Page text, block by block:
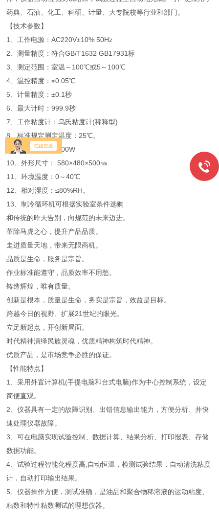
药典、石油、化工、科研、计量、大专院校等行业和部门。
【技术参数】
1、工作电源：AC220V±10% 50Hz
2、测量精度：符合GB/T1632 GB17931标
3、测定范围：室温～100℃或5～100℃
4、温控精度：≤0.05℃
5、计量精度：±0.1秒
6、最大计时：999.9秒
7、工作粘度计：乌氏粘度计(稀释型)
8、标准规定测定温度：25℃。
9、最大功率： 1500W
10、外形尺寸： 580×480×500㎜
11、环境温度：0～40℃
12、相对湿度：≤80%RH。
13、制冷循环机可根据实验室条件选购
和传统的昨天告别，向规范的未来迈进。
革除马虎之心，提升产品品质。
走进质量天地，带来无限商机。
品质是生命，服务是宗旨。
作业标准能遵守，品质效率不用愁。
铸造辉煌，唯有质量。
创新是根本，质量是生命，务实是宗旨，效益是目标。
跨越今日的视野、扩展21世纪的眼光。
立足新起点，开创新局面。
时代精神演绎民族灵魂，优质精神构筑时代精神。
优质产品，是市场竞争必胜的保证。
【性能特点】
1、采用外置计算机(手提电脑和台式电脑)作为中心控制系统，设定
简便直观。
2、仪器具有一定的故障识别、出错信息输出能力，方便分析、并快
速处理仪器故障。
3、可在电脑实现试验控制、数据计算、结果分析、打印报表、存储
数据功能。
4、试验过程智能化程度高,自动恒温，检测试验结果，自动清洗粘度
计，自动打印输出结果。
5、仪器操作方便，测试准确，是油品和聚合物稀溶液的运动粘度、
粘数和特性粘数测试的理想仪器。